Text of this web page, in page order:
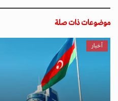
موضوعات ذات صلة
أخبار